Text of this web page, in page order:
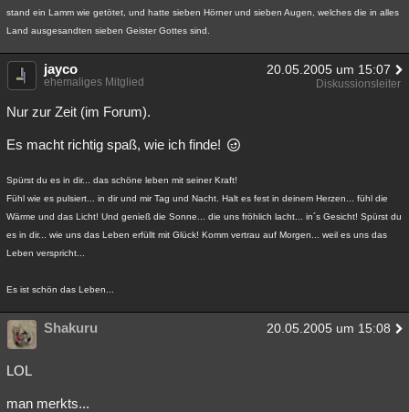
stand ein Lamm wie getötet, und hatte sieben Hörner und sieben Augen, welches die in alles
Land ausgesandten sieben Geister Gottes sind.
jayco 20.05.2005 um 15:07
ehemaliges Mitglied Diskussionsleiter
Nur zur Zeit (im Forum).
Es macht richtig spaß, wie ich finde!
Spürst du es in dir... das schöne leben mit seiner Kraft!
Fühl wie es pulsiert... in dir und mir Tag und Nacht. Halt es fest in deinem Herzen... fühl die
Wärme und das Licht! Und genieß die Sonne... die uns fröhlich lacht... in´s Gesicht! Spürst du
es in dir... wie uns das Leben erfüllt mit Glück! Komm vertrau auf Morgen... weil es uns das
Leben verspricht...
Es ist schön das Leben...
Shakuru 20.05.2005 um 15:08
LOL
man merkts...